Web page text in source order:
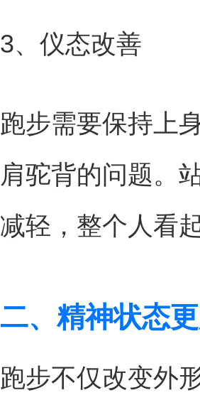
3、仪态改善
跑步需要保持上
肩驼背的问题。
减轻，整个人看
二、精神状态
跑步不仅改变外